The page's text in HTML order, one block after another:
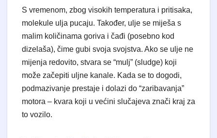
S vremenom, zbog visokih temperatura i pritisaka,
molekule ulja pucaju. Također, ulje se miješa s
malim količinama goriva i čađi (posebno kod
dizelaša), čime gubi svoja svojstva. Ako se ulje ne
mijenja redovito, stvara se “mulj” (sludge) koji
može začepiti uljne kanale. Kada se to dogodi,
podmazivanje prestaje i dolazi do “zaribavanja”
motora – kvara koji u većini slučajeva znači kraj za
to vozilo.